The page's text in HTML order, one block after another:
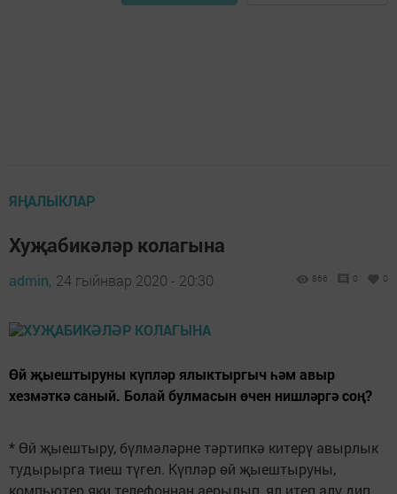
ЯҢАЛЫКЛАР
Хуҗабикәләр колагына
admin, 24 гыйнвар 2020 - 20:30 866 0 0
Өй җыештыруны күпләр ялыктыргыч һәм авыр
хезмәткә саный. Болай булмасын өчен нишләргә соң?
* Өй җыештыру, бүлмәләрне тәртипкә китерү авырлык
тудырырга тиеш түгел. Күпләр өй җыештыруны,
компьютер яки телефоннан аерылып, ял итеп алу дип